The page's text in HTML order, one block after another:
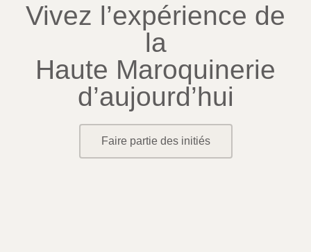
Vivez l’expérience de
la
Haute Maroquinerie
d’aujourd’hui
Faire partie des initiés